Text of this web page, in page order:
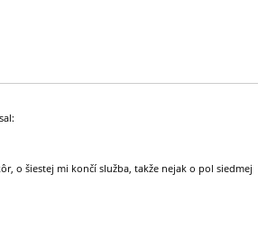
o šiestej mi končí služba, takže nejak o pol siedmej